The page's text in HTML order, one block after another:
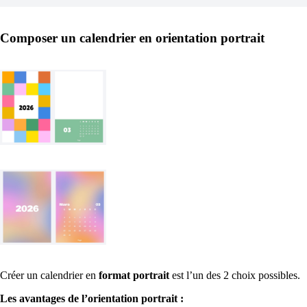
Composer un calendrier en orientation portrait
Créer un calendrier en format portrait est l’un des 2 choix possibles.
Les avantages de l’orientation portrait :